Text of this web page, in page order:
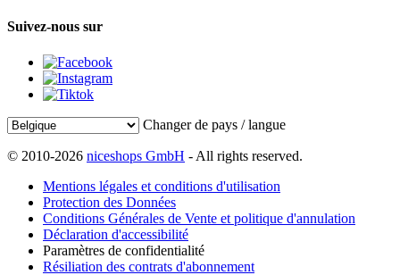
Suivez-nous sur
Changer de pays / langue
© 2010-2026 niceshops GmbH - All rights reserved.
Mentions légales et conditions d'utilisation
Protection des Données
Conditions Générales de Vente et politique d'annulation
Déclaration d'accessibilité
Paramètres de confidentialité
Résiliation des contrats d'abonnement